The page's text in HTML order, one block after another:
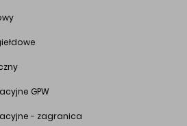
GPW
- zagranica